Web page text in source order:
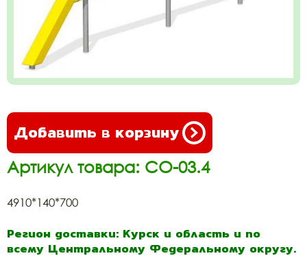
Добавить в корзину
Артикул товара: СО-03.4
4910*140*700
Регион доставки: Курск и область и по
всему Центральному Федеральному округу.